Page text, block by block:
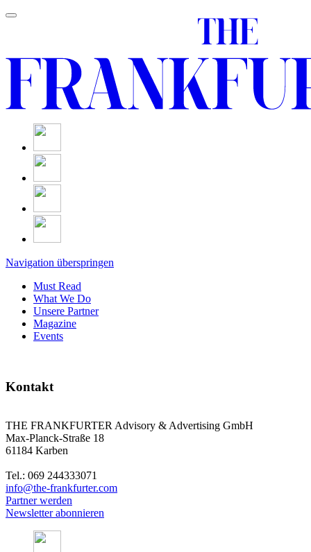
Navigation überspringen
Must Read
What We Do
Unsere Partner
Magazine
Events
Kontakt
THE FRANKFURTER Advisory & Advertising GmbH
Max-Planck-Straße 18
61184 Karben
Tel.: 069 244333071
info@the-frankfurter.com
Partner werden
Newsletter abonnieren